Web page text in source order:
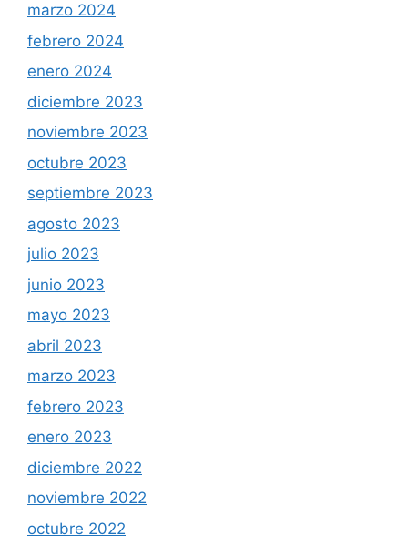
marzo 2024
febrero 2024
enero 2024
diciembre 2023
noviembre 2023
octubre 2023
septiembre 2023
agosto 2023
julio 2023
junio 2023
mayo 2023
abril 2023
marzo 2023
febrero 2023
enero 2023
diciembre 2022
noviembre 2022
octubre 2022